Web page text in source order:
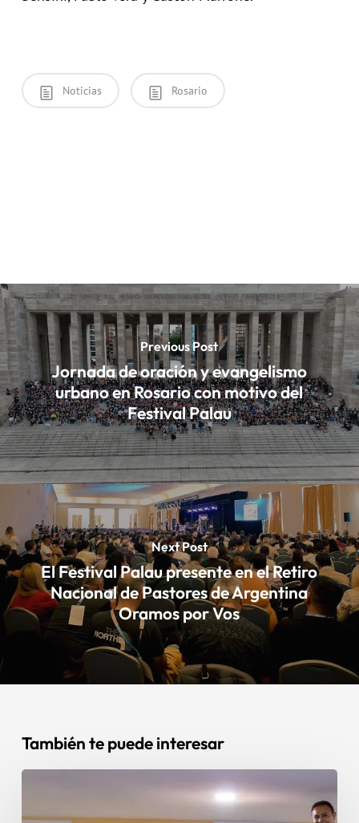
Noticias Rosario
Previous Post
Jornada de oración y evangelismo
urbano en Rosario con motivo del
Festival Palau
Next Post
El Festival Palau presente en el Retiro
Nacional de Pastores de Argentina
Oramos por Vos
También te puede interesar